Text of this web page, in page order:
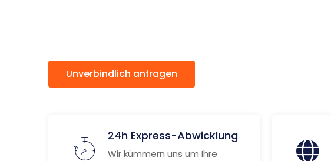
Unverbindlich anfragen
24h Express-Abwicklung
Wir kümmern uns um Ihre